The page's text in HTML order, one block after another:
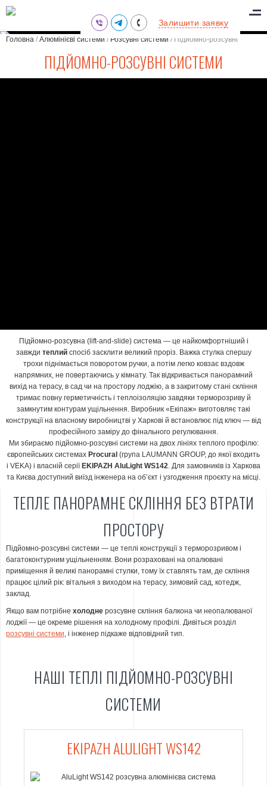
(095) 711-77-47
(097) 773-73-71
Залишити заявку
Головна / Алюмінієві системи / Розсувні системи / Підйомно-розсувні
ПІДЙОМНО-РОЗСУВНІ СИСТЕМИ
Підйомно-розсувна (lift-and-slide) система — це найкомфортніший і
завжди теплийспосіб засклити великий проріз. Важка стулка спершу
трохи піднімається поворотом ручки, а потім легко ковзає вздовж
напрямних, не повертаючись у кімнату. Так відкривається панорамний
вихід на терасу, в сад чи на простору лоджію, а в закритому стані скління
тримає повну герметичність і теплоізоляцію завдяки терморозриву й
замкнутим контурам ущільнення. Виробник «Екіпаж» виготовляє такі
конструкції на власному виробництві у Харкові й встановлює під ключ — від
професійного заміру до фінального регулювання.
Ми збираємо підйомно-розсувні системи на двох лініях теплого профілю:
європейських системах Procural (група LAUMANN GROUP, до якої входить
і VEKA) і власній серії EKIPAZH AluLight WS142. Для замовників із Харкова
та Києва доступний виїзд інженера на об’єкт і узгодження проєкту на місці.
ТЕПЛЕ ПАНОРАМНЕ СКЛІННЯ БЕЗ ВТРАТИ
ПРОСТОРУ
Підйомно-розсувні системи — це теплі конструкції з терморозривом і
багатоконтурним ущільненням. Вони розраховані на опалювані
приміщення й великі панорамні стулки, тому їх ставлять там, де скління
працює цілий рік: вітальня з виходом на терасу, зимовий сад, котедж,
заклад.
Якщо вам потрібне холодне розсувне скління балкона чи неопалюваної
лоджії — це окреме рішення на холодному профілі. Дивіться розділ
розсувні системи, і інженер підкаже відповідний тип.
НАШІ ТЕПЛІ ПІДЙОМНО-РОЗСУВНІ
СИСТЕМИ
EKIPAZH ALULIGHT WS142